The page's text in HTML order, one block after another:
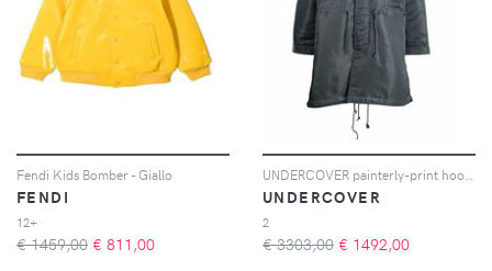
Fendi Kids Bomber - Giallo
FENDI
12+
€ 1459,00 € 811,00
UNDERCOVER
2
€ 3303,00 € 1492,00